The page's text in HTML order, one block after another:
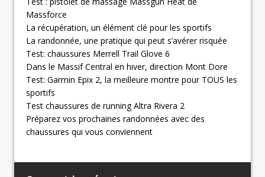
Massforce
La récupération, un élément clé pour les sportifs
La randonnée, une pratique qui peut s’avérer risquée
Test: chaussures Merrell Trail Glove 6
Dans le Massif Central en hiver, direction Mont Dore
Test: Garmin Epix 2, la meilleure montre pour TOUS les
sportifs
Test chaussures de running Altra Rivera 2
Préparez vos prochaines randonnées avec des
chaussures qui vous conviennent